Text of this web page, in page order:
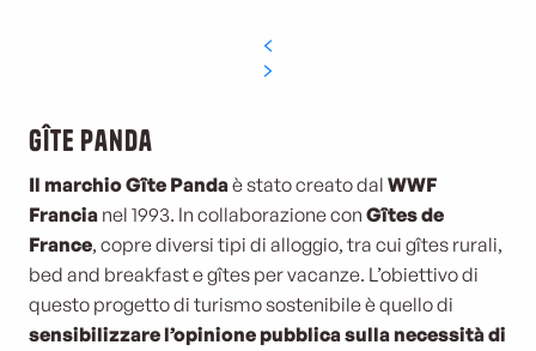
Gîte panda
Il marchio Gîte Pandaè stato creato dal WWF
Francia nel 1993. In collaborazione con Gîtes de
France, copre diversi tipi di alloggio, tra cui gîtes rurali,
bed and breakfast e gîtes per vacanze. L’obiettivo di
questo progetto di turismo sostenibile è quello di
sensibilizzare l’opinione pubblica sulla necessità di